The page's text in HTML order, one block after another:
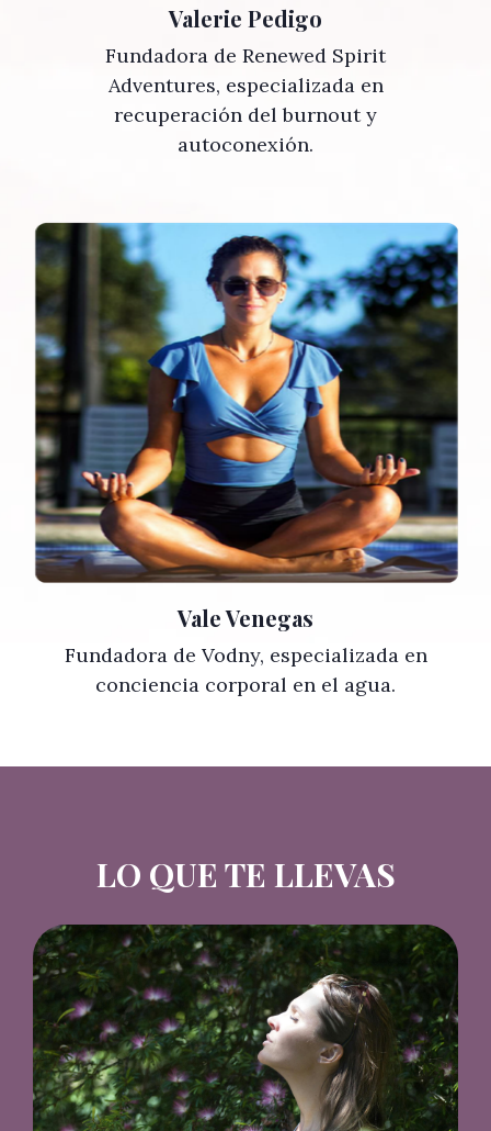
Valerie Pedigo
Fundadora de Renewed Spirit
Adventures, especializada en
recuperación del burnout y
autoconexión.
Vale Venegas
Fundadora de Vodny, especializada en
conciencia corporal en el agua.
LO QUE TE LLEVAS